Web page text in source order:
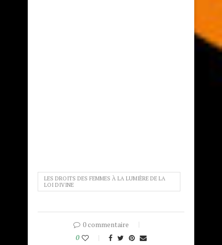
LES DROITS DES FEMMES À LA LUMIÈRE DE LA
LOI DIVINE
0 commentaire
0